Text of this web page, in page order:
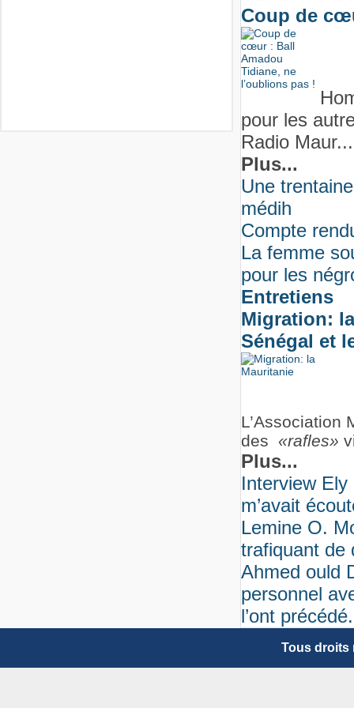
Plusieurs dizaines
Résurgence du
en Mauritanie ont
devant le
Le Conseil des
04 Décembre 2014
Excellence Monsieur
Président de la
Coup de
pour les
Radio Maur...
Plus...
Une
médih
Compte
La femme
pour les
Entretiens
Migration:
Sénégal et
L’Association
des «rafles»
Plus...
Interview
m’avait
Lemine O.
trafiquant de
Ahmed ould
personnel
l’ont
Tous droits